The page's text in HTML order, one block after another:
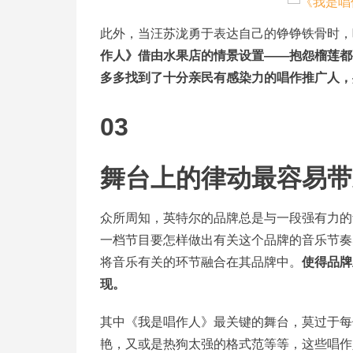
此外，当汪苏泷勇于表达自己的铮铮铁骨时
作人》借由水果店的情景设置——抱怨榴莲
多多找到了十分亲民有感染力的唱作推广人
03
舞台上的律动最容易
众所周知，英特尔的品牌总是与一段强有力
一档节目要怎样做出有关这个品牌的音乐节
将音乐有关的环节融合在其品牌中。 使得品
现。
其中《我是唱作人》最关键的舞台，莫过于
艳，又或是热狗太强的格式范等等，这些唱